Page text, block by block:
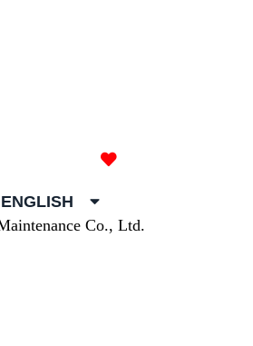
ENGLISH
Co., Ltd.